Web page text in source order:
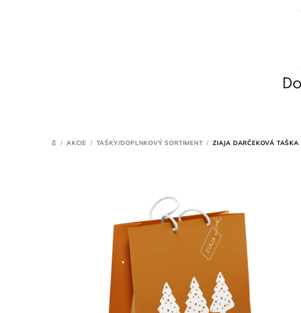
DOMOV
/ AKCIE / TAŠKY/DOPLNKOVÝ SORTIMENT / ZIAJA DARČEKOVÁ TAŠKA